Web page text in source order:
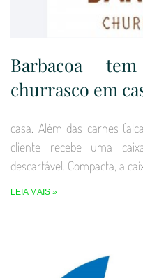
Barbacoa
churrasco em
casa. Além das carnes
cliente recebe uma
descartável. Compacta, a
LEIA MAIS »